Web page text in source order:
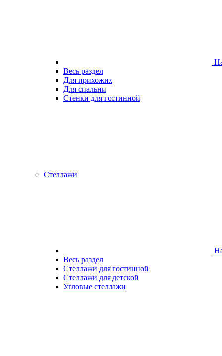
Весь раздел
Для прихожих
Для спальни
Стенки для гостинной
Стеллажи
Весь раздел
Стеллажи для гостинной
Стеллажи для детской
Угловые стеллажи